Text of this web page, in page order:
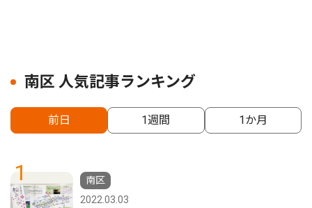
南区 人気記事ランキング
前日 1週間 1か月
1
南区
2022.03.03